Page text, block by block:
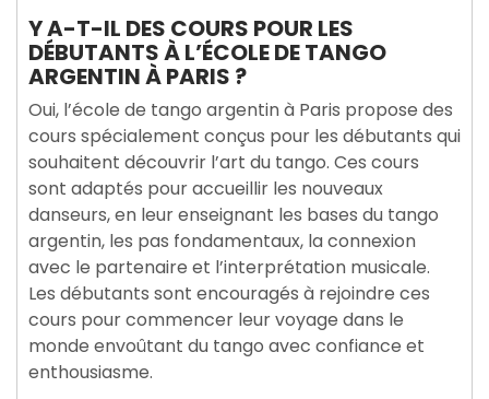
Y A-T-IL DES COURS POUR LES
DÉBUTANTS À L’ÉCOLE DE TANGO
ARGENTIN À PARIS ?
Oui, l’école de tango argentin à Paris propose des
cours spécialement conçus pour les débutants qui
souhaitent découvrir l’art du tango. Ces cours
sont adaptés pour accueillir les nouveaux
danseurs, en leur enseignant les bases du tango
argentin, les pas fondamentaux, la connexion
avec le partenaire et l’interprétation musicale.
Les débutants sont encouragés à rejoindre ces
cours pour commencer leur voyage dans le
monde envoûtant du tango avec confiance et
enthousiasme.